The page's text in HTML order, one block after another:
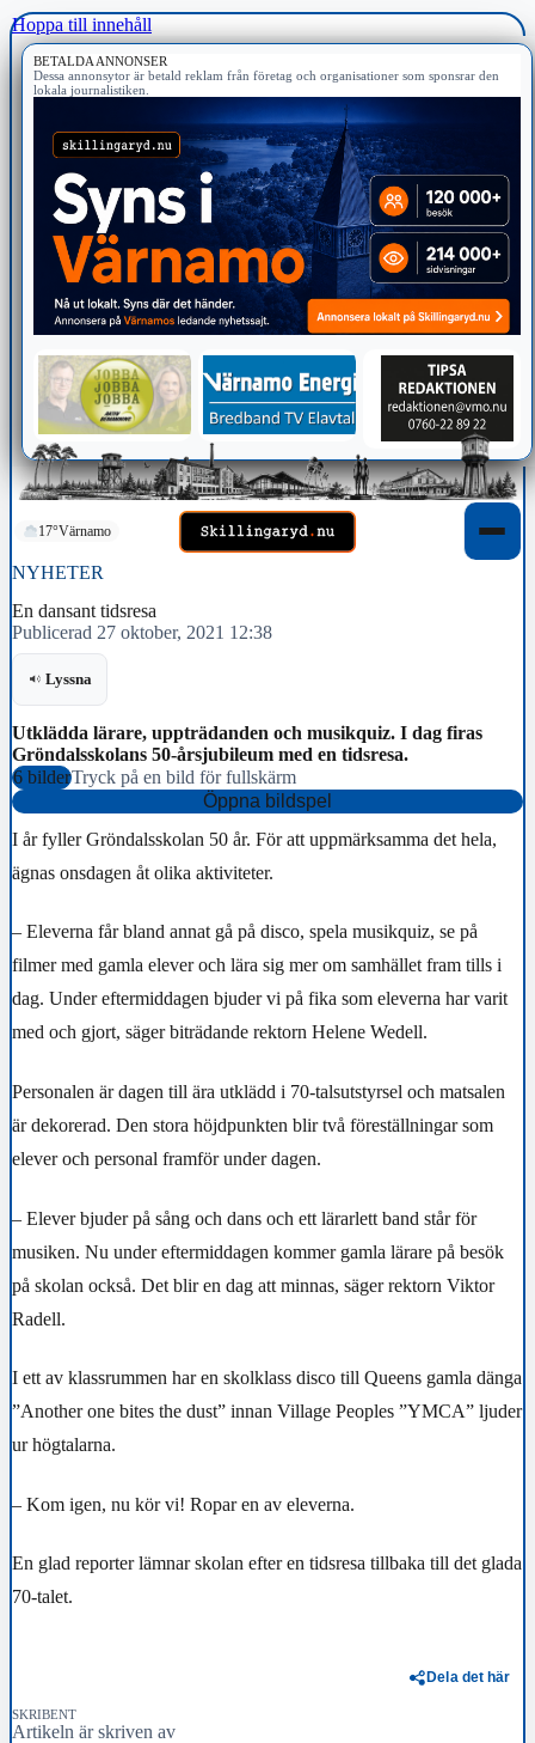
Hoppa till innehåll
BETALDA ANNONSER
Dessa annonsytor är betald reklam från företag och organisationer som sponsrar den
lokala journalistiken.
17°Värnamo
NYHETER
En dansant tidsresa
Publicerad 27 oktober, 2021 12:38
Lyssna
Utklädda lärare, uppträdanden och musikquiz. I dag firas
Gröndalsskolans 50-årsjubileum med en tidsresa.
6 bilderTryck på en bild för fullskärm
Öppna bildspel
I år fyller Gröndalsskolan 50 år. För att uppmärksamma det hela,
ägnas onsdagen åt olika aktiviteter.
– Eleverna får bland annat gå på disco, spela musikquiz, se på
filmer med gamla elever och lära sig mer om samhället fram tills i
dag. Under eftermiddagen bjuder vi på fika som eleverna har varit
med och gjort, säger biträdande rektorn Helene Wedell.
Personalen är dagen till ära utklädd i 70-talsutstyrsel och matsalen
är dekorerad. Den stora höjdpunkten blir två föreställningar som
elever och personal framför under dagen.
– Elever bjuder på sång och dans och ett lärarlett band står för
musiken. Nu under eftermiddagen kommer gamla lärare på besök
på skolan också. Det blir en dag att minnas, säger rektorn Viktor
Radell.
I ett av klassrummen har en skolklass disco till Queens gamla dänga
”Another one bites the dust” innan Village Peoples ”YMCA” ljuder
ur högtalarna.
– Kom igen, nu kör vi! Ropar en av eleverna.
En glad reporter lämnar skolan efter en tidsresa tillbaka till det glada
70-talet.
Dela det här
SKRIBENT
Artikeln är skriven av